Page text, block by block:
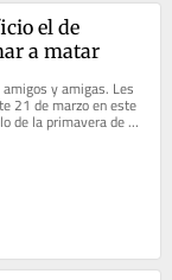
el de
a matar
y amigas. Les
21 de marzo en este
de la primavera de
astronómica,